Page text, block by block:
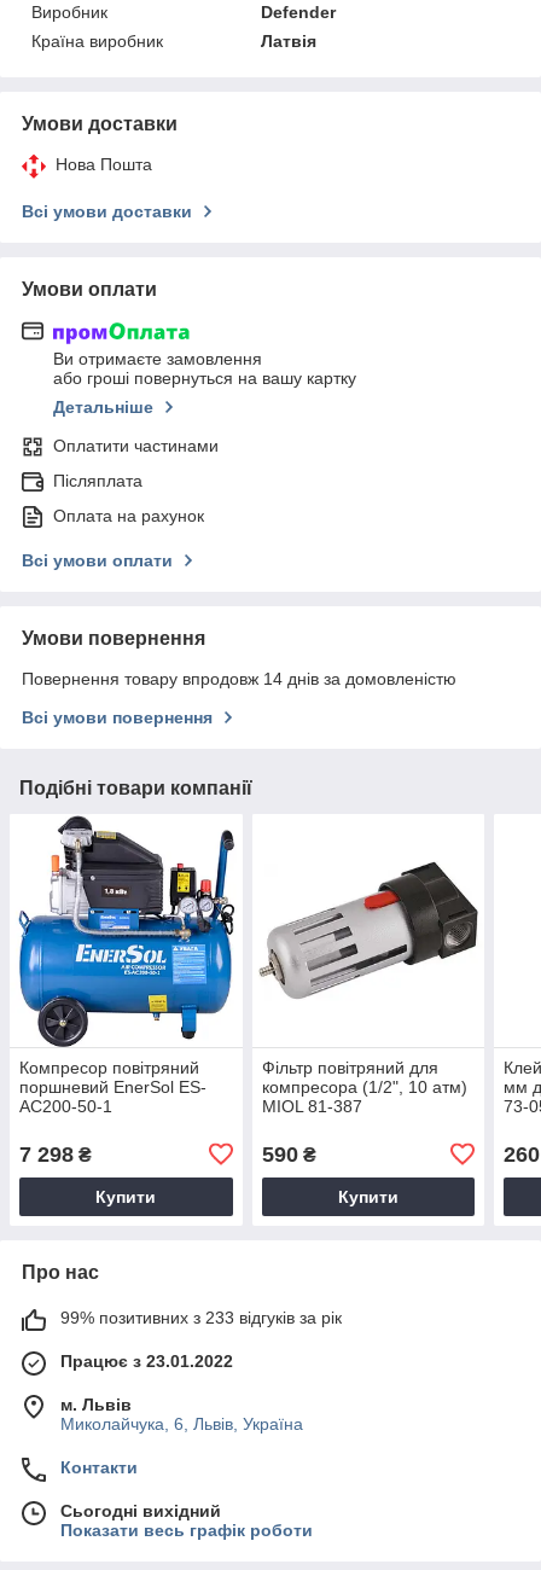
Виробник
Defender
Країна виробник
Латвія
Умови доставки
Нова Пошта
Всі умови доставки
Умови оплати
Ви отримаєте замовлення
або гроші повернуться на вашу картку
Детальніше
Оплатити частинами
Післяплата
Оплата на рахунок
Всі умови оплати
Умови повернення
Повернення товару впродовж 14 днів за домовленістю
Всі умови повернення
Подібні товари компанії
Компресор повітряний
поршневий EnerSol ES-
AC200-50-1
7 298 ₴
Купити
Фільтр повітряний для
компресора (1/2", 10 атм)
MIOL 81-387
590₴
Купити
мм
73-
260
Про нас
99% позитивних з 233 відгуків за рік
Працює з 23.01.2022
м. Львів
Миколайчука, 6, Львів, Україна
Контакти
Сьогодні вихідний
Показати весь графік роботи